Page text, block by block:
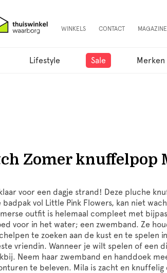
WINKELS CONTACT MAGAZINE
Lifestyle Sale Merken
Zomer knuffelpop
voor een dagje strand! Deze pluche
vol Little Pink Flowers, kan niet
outfit is helemaal compleet met
voor in het water; een zwemband. Ze
te zoeken aan de kust en te spelen
vriendin. Wanneer je wilt spelen of een
Neem haar zwemband en handdoek
te beleven. Mila is zacht en knuffelig